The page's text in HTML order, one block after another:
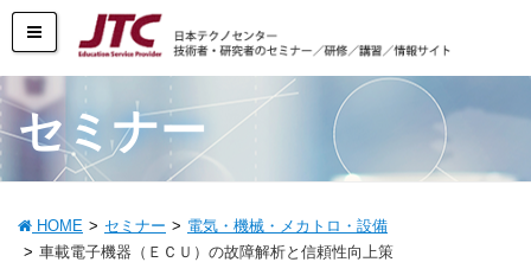
セミナー
HOME セミナー
電気・機械・メカトロ・設備
車載電子機器（ＥＣＵ）の故障解析と信頼性向上策